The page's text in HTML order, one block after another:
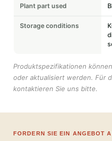
Plant part used
Storage conditions
Produktspezifikationen
oder aktualisiert werden. Für
kontaktieren Sie uns bitte.
FORDERN SIE EIN ANGEBOT